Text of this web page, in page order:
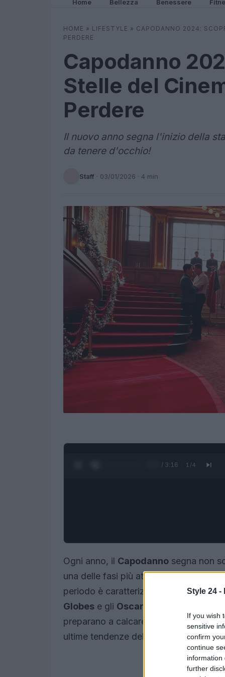
Style 24 -
If you wish
sensitive
confirm
continue
information
further
Home Bellezza Benessere
HOME » LIFESTYLE » CAPODANNO 2024:
PERDERE
Capodanno
Stelle del
Perdere
Il nuovo anno segna l'inizio della
da tenere d'occhio!
Staff · 03/01/2026 · 4 min
0:28 / 3:16 1 /4
Ogni anno, il Capodanno segna non
una delle fasi più attese per il mondo
periodo è caratterizzato da eventi di
Globes e gli Oscar
preparano a calcare i
red carpet,
ultime tendenze della moda.